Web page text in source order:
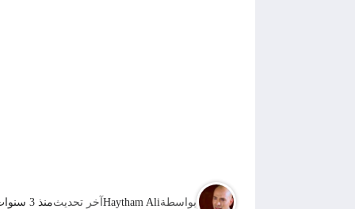
بواسطةHaytham Aliآخر تحديثمنذ 3 سنوات